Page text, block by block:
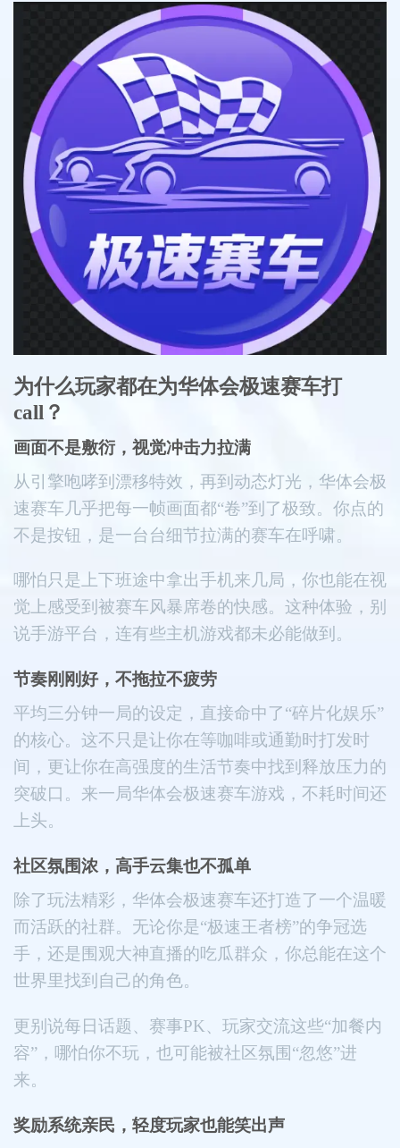
为什么玩家都在为华体会极速赛车打
call？
画面不是敷衍，视觉冲击力拉满
从引擎咆哮到漂移特效，再到动态灯光，华体会极
速赛车几乎把每一帧画面都“卷”到了极致。你点的
不是按钮，是一台台细节拉满的赛车在呼啸。
哪怕只是上下班途中拿出手机来几局，你也能在视
觉上感受到被赛车风暴席卷的快感。这种体验，别
说手游平台，连有些主机游戏都未必能做到。
节奏刚刚好，不拖拉不疲劳
平均三分钟一局的设定，直接命中了“碎片化娱乐”
的核心。这不只是让你在等咖啡或通勤时打发时
间，更让你在高强度的生活节奏中找到释放压力的
突破口。来一局华体会极速赛车游戏，不耗时间还
上头。
社区氛围浓，高手云集也不孤单
除了玩法精彩，华体会极速赛车还打造了一个温暖
而活跃的社群。无论你是“极速王者榜”的争冠选
手，还是围观大神直播的吃瓜群众，你总能在这个
世界里找到自己的角色。
更别说每日话题、赛事PK、玩家交流这些“加餐内
容”，哪怕你不玩，也可能被社区氛围“忽悠”进
来。
奖励系统亲民，轻度玩家也能笑出声